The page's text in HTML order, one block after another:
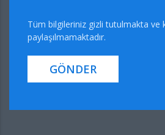
Tüm bilgileriniz gizli tutulmakta ve
paylaşılmamaktadır.
GÖNDER